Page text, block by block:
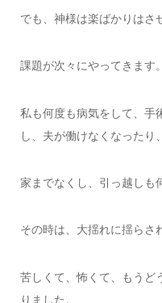
でも、神様は楽ばかりはさ
課題が次々にやってきます。
私も何度も病気をして、手
し、夫が働けなくなったり、
家までなくし、引っ越しも
その時は、大揺れに揺らさ
苦しくて、怖くて、もうど
りました。